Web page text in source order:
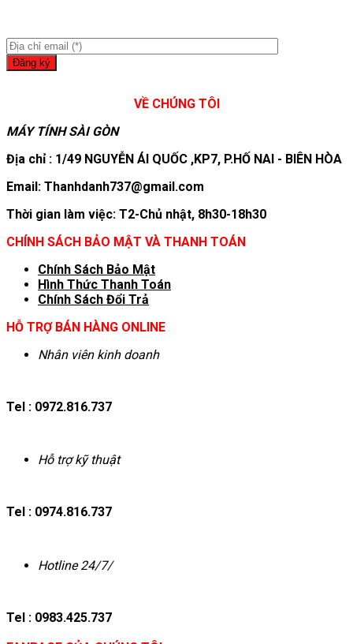
VỀ CHÚNG TÔI
MÁY TÍNH SÀI GÒN
Địa chỉ : 1/49 NGUYỄN ÁI QUỐC ,KP7, P.HỐ NAI - BIÊN HÒA
Email: Thanhdanh737@gmail.com
Thời gian làm việc: T2-Chủ nhật, 8h30-18h30
CHÍNH SÁCH BẢO MẬT VÀ THANH TOÁN
Chính Sách Bảo Mật
Hình Thức Thanh Toán
Chính Sách Đổi Trả
HỖ TRỢ BÁN HÀNG ONLINE
Nhân viên kinh doanh
Tel : 0972.816.737
Hỗ trợ kỹ thuật
Tel : 0974.816.737
Hotline 24/7/
Tel : 0983.425.737